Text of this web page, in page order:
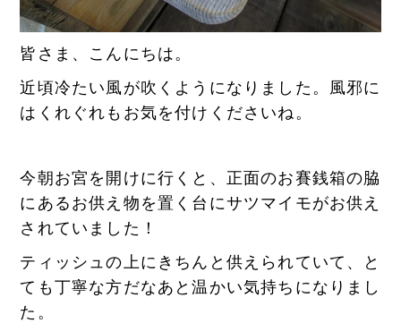
皆さま、こんにちは。
近頃冷たい風が吹くようになりました。風邪に
はくれぐれもお気を付けくださいね。
今朝お宮を開けに行くと、正面のお賽銭箱の脇
にあるお供え物を置く台にサツマイモがお供え
されていました！
ティッシュの上にきちんと供えられていて、と
ても丁寧な方だなあと温かい気持ちになりまし
た。